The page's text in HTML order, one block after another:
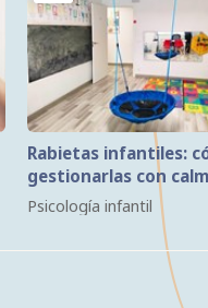
Rabietas infantiles:
gestionarlas con
Psicología infantil